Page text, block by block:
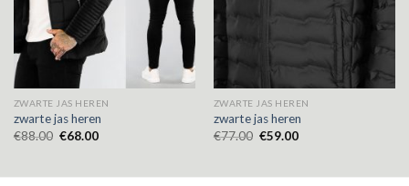
ZWARTE JAS HEREN
zwarte jas heren
€88.00 €68.00
ZWARTE JAS HEREN
zwarte jas heren
€77.00 €59.00